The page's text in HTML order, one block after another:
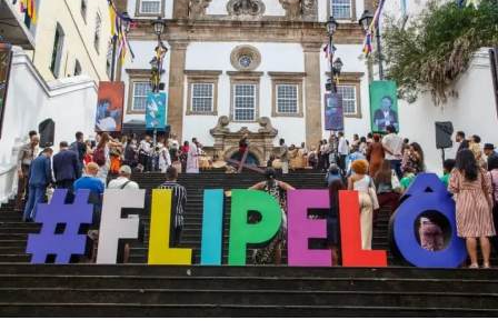
ponto facultativo no São João
NÃO PERCA
SSP divulga resultado das inscrições deferidas
do REDA para PCDs e candidatos negros
inteligência artificial no mercado imobiliárioganham
espaço nas relações entre corretores, empresas e
consumidores.
O seminário também destacou a importância da
capacitação profissional para acompanhar as novas
demandas do mercado e utilizar a tecnologia como aliada
na construção de estratégias mais eficientes de
negociação e atendimento.
Com a realização do encontro,Salvador se consolida
como espaço de debate sobre inovação e tendências